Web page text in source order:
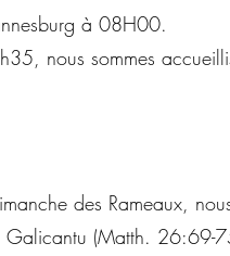
à 08H00.
nous sommes
des Rameaux,
Galicantu (Matth. 26:69-